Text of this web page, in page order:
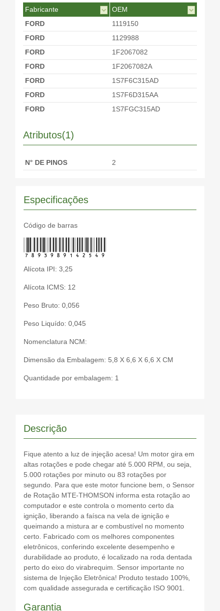
Fabricante
OEM
FORD
1119150
FORD
1129988
FORD
1F2067082
FORD
1F2067082A
FORD
1S7F6C315AD
FORD
1S7F6D315AA
FORD
1S7FGC315AD
FORD
MAZDA
1F2067082
MAZDA
ZZC018230
MERCURY
VOLVO
VOLVO
Atributos(1)
N° DE PINOS 2
Especificações
Código de barras
7893989142549
Alícota IPI: 3,25
Alícota ICMS: 12
Peso Bruto: 0,056
Peso Liquído: 0,045
Nomenclatura NCM:
Dimensão da Embalagem: 5,8 X 6,6 X 6,6 X CM
Quantidade por embalagem: 1
Descrição
Fique atento a luz de injeção acesa! Um motor gira em
altas rotações e pode chegar até 5.000 RPM, ou seja,
5.000 rotações por minuto ou 83 rotações por
segundo. Para que este motor funcione bem, o Sensor
de Rotação MTE-THOMSON informa esta rotação ao
computador e este controla o momento certo da
ignição, liberando a faísca na vela de ignição e
queimando a mistura ar e combustível no momento
certo. Fabricado com os melhores componentes
eletrônicos, conferindo excelente desempenho e
durabilidade ao produto, é localizado na roda dentada
perto do eixo do virabrequim. Sensor importante no
sistema de Injeção Eletrônica! Produto testado 100%,
com qualidade assegurada e certificação ISO 9001.
Garantia